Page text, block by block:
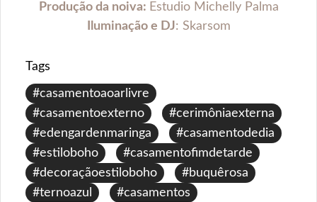
Produção da noiva: Estudio Michelly Palma
Iluminação e DJ: Skarsom
Tags
#casamentoaoarlivre
#casamentoexterno
#cerimôniaexterna
#edengardenmaringa
#casamentodedia
#estiloboho
#casamentofimdetarde
#decoraçãoestiloboho
#buquêrosa
#ternoazul
#casamentos